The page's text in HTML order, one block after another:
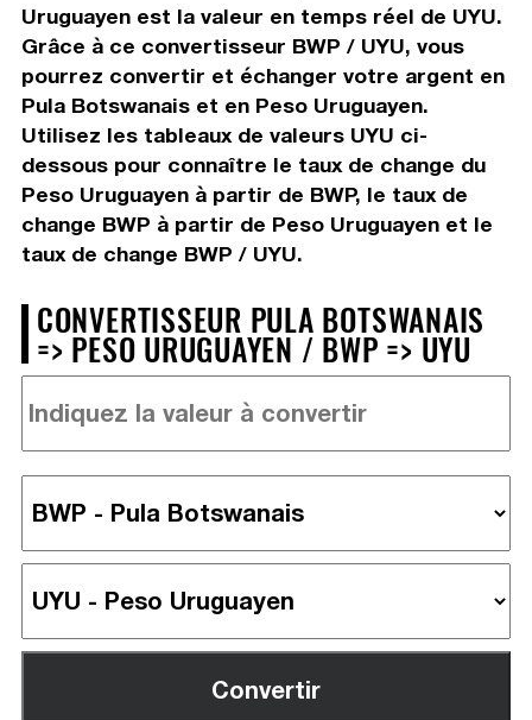
Uruguayen est la valeur en temps réel de UYU.
Grâce à ce convertisseur BWP / UYU, vous
pourrez convertir et échanger votre argent en
Pula Botswanais et en Peso Uruguayen.
Utilisez les tableaux de valeurs UYU ci-
dessous pour connaître le taux de change du
Peso Uruguayen à partir de BWP, le taux de
change BWP à partir de Peso Uruguayen et le
taux de change BWP / UYU.
CONVERTISSEUR PULA BOTSWANAIS
=> PESO URUGUAYEN / BWP => UYU